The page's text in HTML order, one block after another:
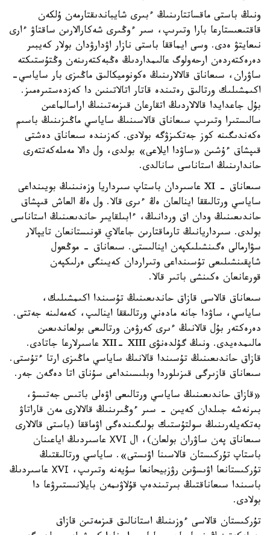
ونىڭ باستى ماقساتتارىنىڭ ءبىرى شايباندىقتارمەن ۇلكەن
قاقتىعىستارعا بارا وتىرىپ، سىر ءوڭىرى شەكارالارىن ساقتاۋ ءارى
نىعايتۋ ەدى. وسى ايماققا باستى نازار اۋدارۋدان بولار كەيبىر
دەرەكتەردەن ارحەولوگ عالىمداردىڭ ەڭبەكتەرىنەن وڭتۇستىكتە
ساۋران، سىعاناق قالالارىنىڭ ەكونوميكالىق ماڭىزى بار ساياسي-
اكىمشىلىك ورتالىق رەتىندە قاتار اتالاتىنىن دا كەزدەستىرەمىز.
بۇل جاعدايدا قالالاردىڭ اتقارعان قىزمەتىنىڭ اراسالماعىن
سالىستىرا وتىرىپ سىعاناق قالاسىنىڭ ساياسي ماڭىزىنىڭ باسىم
ەكەندىگىنە كوز جەتكىزۋگە بولادى. كەزىندە سىعاناق دەشتى
قىپشاق ءۇشىن «ساۋدا ايلاعى» بولدى، ول دالا مەملەكەتتەرى
حاندارىنىڭ استاناسى سانالدى.
سىعاناق - XI عاسىردان باستاپ سىرداريا وزەنىنىڭ بويىنداعى
ساياسي ورتالىققا اينالعان ەڭ ءىرى قالا. ول ەڭ العاش قىپشاق
حاندىعىنىڭ ودان اق وردانىڭ، ءابىلقايىر حاندىعىنىڭ استاناسى
بولدى. سىرداريانىڭ تارماقتارىن جاعالاي قونىستانعان تايپالار
سۋارمالى ەگىنشىلىكپەن اينالىستى. سىعاناق - موڭعول
شاپقىنشىلىعى تۇسىنداعى وتىراردان كەيىنگى ەرلىكپەن
قورعانعان ەكىنشى باتىر قالا.
سىعاناق قالاسى قازاق حاندىعىنىڭ تۇسىندا اكىمشىلىك،
ساياسي، ساۋدا جانە مادەني ورتالىققا اينالىپ، كەمەلىنە جەتتى.
دەرەكتەر بۇل قالانىڭ ءىرى كەرۋەن ورتالىعى بولعاندىعىن
مالىمدەيدى. ونىڭ گۇلدەنۋى XII- XIII عاسىرلارعا جاتادى.
قازاق حاندىعىنىڭ تۇسىندا قالانىڭ ساياسي ماڭىزى ارتا ءتۇستى.
سىعاناق قازىرگى قىزىلوردا وبلىسىنداعى سۇناق اتا دەگەن جەر.
«قازاق حاندىعىنىڭ ساياسي ورتالىعى اۋەلى باتىس جەتىسۋ،
بىرنەشە جىلدان كەيىن - سىر ءوڭىرىنىڭ قالالارى مەن قاراتاۋ
بەتكەيلەرىنىڭ سولتۇستىك بولىگىندەگى اۋماققا (باستى قالالارى
سىعاناق پەن ساۋران بولعان)، ال ХVІ عاسىردىڭ اياعىنان
باستاپ تۇركىستان قالاسىنا اۋىستى». ساياسي ورتالىقتىڭ
تۇركىستانعا اۋىسۋىن رۋزبيحانعا سۇيەنە وتىرىپ، ХVІ عاسىردىڭ
باسىندا سىعاناقتىڭ بىرتىندەپ قۇلاۋىمەن بايلانىستىرۋعا دا
بولادى.
تۇركىستان قالاسى ءوزىنىڭ استانالىق قىزمەتىن قازاق